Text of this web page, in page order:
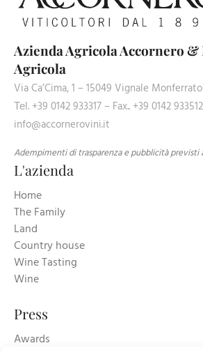
Azienda Agricola Accornero &
Agricola
Via Ca’Cima, 1 – 15049 Vignale
Теl. +39 0142 933317 – Fax.. +39 0142 933512
info@accornerovini.it
Adempimenti di trasparenza e pubblicità previsti
L'azienda
Home
The Family
Land
Country house
Wine Tasting
Wine
Press
Awards